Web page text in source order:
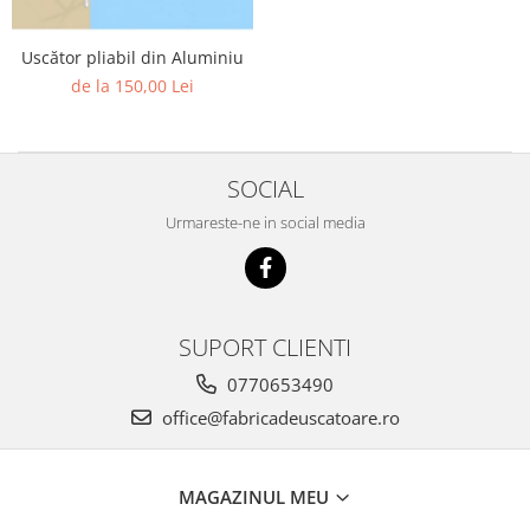
Uscător pliabil din Aluminiu
de la 150,00 Lei
SOCIAL
Urmareste-ne in social media
SUPORT CLIENTI
0770653490
office@fabricadeuscatoare.ro
MAGAZINUL MEU